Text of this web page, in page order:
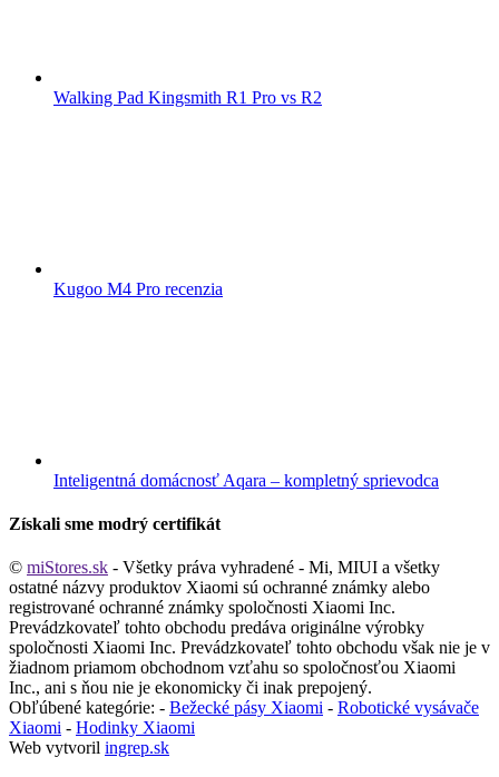
Walking Pad Kingsmith R1 Pro vs R2
Kugoo M4 Pro recenzia
Inteligentná domácnosť Aqara – kompletný sprievodca
Získali sme modrý certifikát
© miStores.sk - Všetky práva vyhradené - Mi, MIUI a všetky
ostatné názvy produktov Xiaomi sú ochranné známky alebo
registrované ochranné známky spoločnosti Xiaomi Inc.
Prevádzkovateľ tohto obchodu predáva originálne výrobky
spoločnosti Xiaomi Inc. Prevádzkovateľ tohto obchodu však nie je v
žiadnom priamom obchodnom vzťahu so spoločnosťou Xiaomi
Inc., ani s ňou nie je ekonomicky či inak prepojený.
Obľúbené kategórie: - Bežecké pásy Xiaomi - Robotické vysávače
Xiaomi - Hodinky Xiaomi
Web vytvoril ingrep.sk